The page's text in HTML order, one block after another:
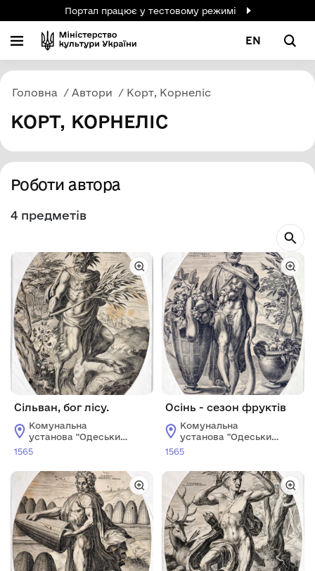
Портал працює у тестовому режимі
EN
Головна Автори Корт, Корнеліс
КОРТ, КОРНЕЛІС
Роботи автора
4 предметів
Сільван, бог лісу.
Комунальна
установа "Одеський
музей західного і
1565
Осінь - сезон фруктів
Комунальна
установа "Одеський
музей західного і
1565